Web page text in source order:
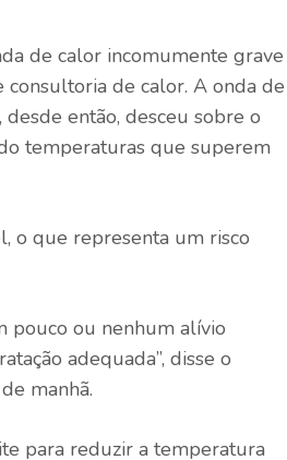
de calor incomumente grave
de calor. A onda de
então, desceu sobre o
temperaturas que superem
o que representa um risco
pouco ou nenhum alívio
adequada”, disse o
manhã.
para reduzir a temperatura